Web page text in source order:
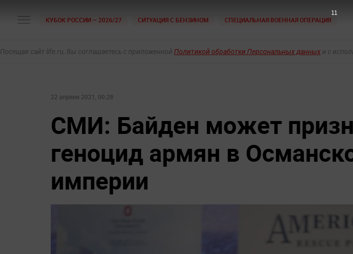
КУБОК РОССИИ — 2026/27 СИТУАЦИЯ С БЕНЗИНОМ СПЕЦИАЛЬНАЯ ВОЕННАЯ ОПЕРАЦИЯ
Посещая сайт life.ru, Вы соглашаетесь с приложенной Политикой обработки Персональных данных и с
22 апреля 2021, 00:28
СМИ: Байден может
геноцид армян в
империи
9